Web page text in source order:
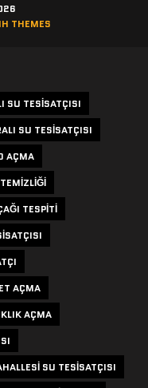
THEMES
SU TESISATÇISI
SU TESISATÇISI
AÇMA
TESPITI
AÇMA
AÇMA
SU TESISATÇISI